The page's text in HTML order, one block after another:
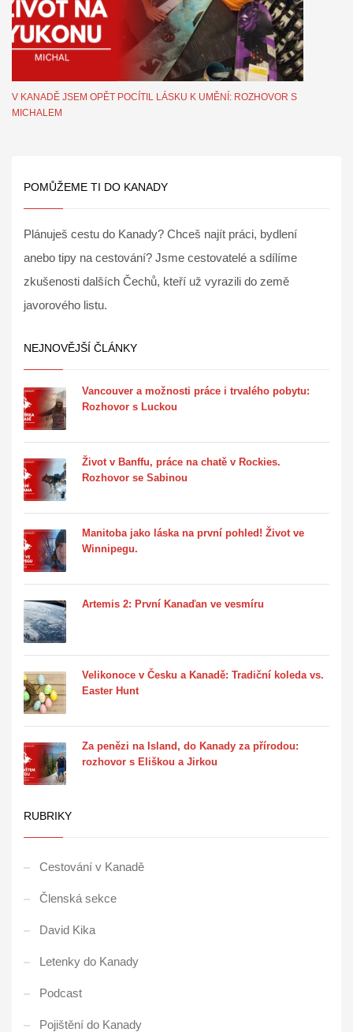
V KANADĚ JSEM OPĚT POCÍTIL LÁSKU K UMĚNÍ: ROZHOVOR S
MICHALEM
POMŮŽEME TI DO KANADY
Plánuješ cestu do Kanady? Chceš najít práci, bydlení
anebo tipy na cestování? Jsme cestovatelé a sdílíme
zkušenosti dalších Čechů, kteří už vyrazili do země
javorového listu.
NEJNOVĚJŠÍ ČLÁNKY
Vancouver a možnosti práce i trvalého pobytu:
Rozhovor s Luckou
Život v Banffu, práce na chatě v Rockies.
Rozhovor se Sabinou
Manitoba jako láska na první pohled! Život ve
Winnipegu.
Artemis 2: První Kanaďan ve vesmíru
Velikonoce v Česku a Kanadě: Tradiční koleda vs.
Easter Hunt
Za penězi na Island, do Kanady za přírodou:
rozhovor s Eliškou a Jirkou
RUBRIKY
Cestování v Kanadě
Členská sekce
David Kika
Letenky do Kanady
Podcast
Pojištění do Kanady